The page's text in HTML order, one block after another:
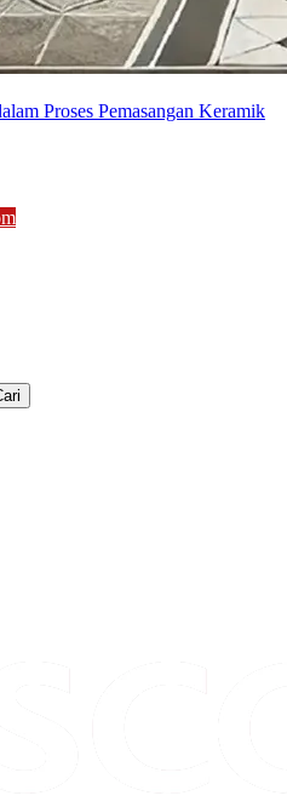
Proses Pemasangan Keramik